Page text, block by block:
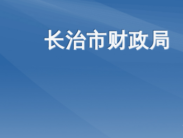
长治市财政局